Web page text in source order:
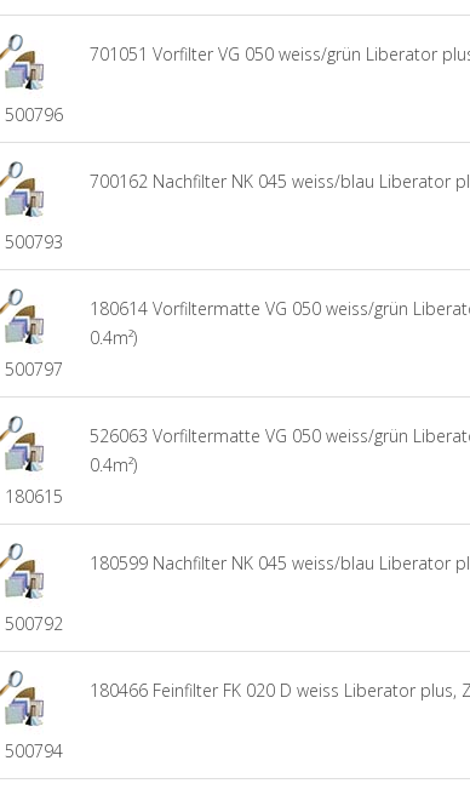
500796
701051 Vorfilter VG 050 weiss/grün Liberator
500793
700162 Nachfilter NK 045 weiss/blau Liberator
500797
180614 Vorfiltermatte VG 050 weiss/grün
0.4m²)
180615
526063 Vorfiltermatte VG 050 weiss/grün
0.4m²)
500792
180599 Nachfilter NK 045 weiss/blau Liberator
500794
180466 Feinfilter FK 020 D weiss Liberator plus,